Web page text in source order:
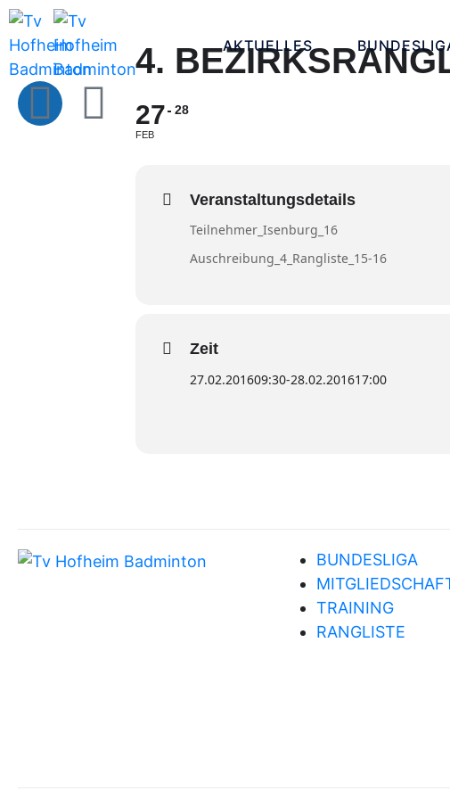
AKTUELLES
4.
27
FEB
28
Veranstaltungsdetails
Teilnehmer_Isenburg_16
Auschreibung_4_Rangliste_15-16
Zeit
27.02.201609:30-28.02.201617:00
BUNDESLIGA
TRAINING
RANGLISTE